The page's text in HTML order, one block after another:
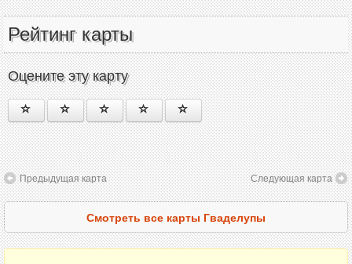
Рейтинг карты
Оцените эту карту
Предыдущая карта Следующая карта
Смотреть все карты Гваделупы